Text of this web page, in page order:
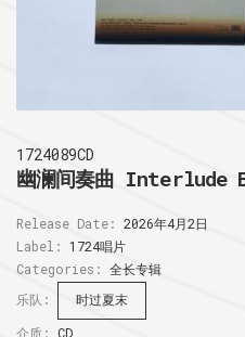
1724089CD
幽澜间奏曲
Release Date: 2026年4月2日
Label:
1724唱片
Categories: 全长专辑
乐队:
时过夏末
介质: CD